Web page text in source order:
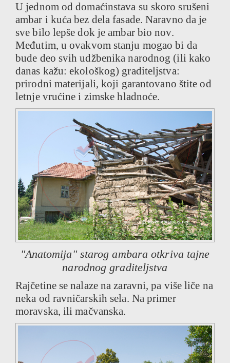
U jednom od domaćinstava su skoro srušeni
ambar i kuća bez dela fasade. Naravno da je
sve bilo lepše dok je ambar bio nov.
Međutim, u ovakvom stanju mogao bi da
bude deo svih udžbenika narodnog (ili kako
danas kažu: ekološkog) graditeljstva:
prirodni materijali, koji garantovano štite od
letnje vrućine i zimske hladnoće.
"Anatomija" starog ambara otkriva tajne
narodnog graditeljstva
Rajčetine se nalaze na zaravni, pa više liče na
neka od ravničarskih sela. Na primer
moravska, ili mačvanska.